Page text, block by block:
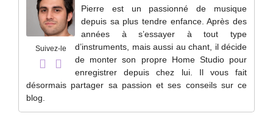
Suivez-le
Pierre est un passionné de musique
depuis sa plus tendre enfance. Après des
années à s’essayer à tout type
d’instruments, mais aussi au chant, il décide
de monter son propre Home Studio pour
enregistrer depuis chez lui. Il vous fait
désormais partager sa passion et ses conseils sur ce
blog.